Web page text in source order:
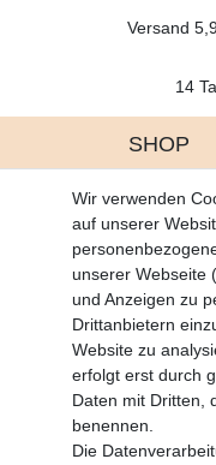
Versand
14
SHOP
Battrerie
Fragen
MEIN
Altgeräte
Login
Vertrag
Wir verwenden
auf unserer
unserer Webseite
und Anzeigen zu
Drittanbietern
Website zu
erfolgt erst durch
Daten mit Dritten,
benennen.
Die